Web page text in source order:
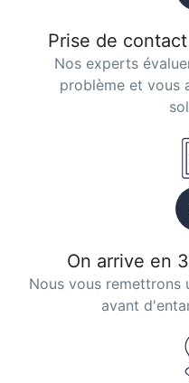
Prise de
Nos experts
problème et vous
On arrive en
Nous vous remettrons
avant